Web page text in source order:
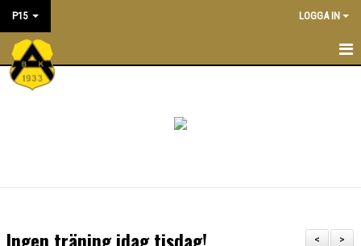
P15 LOGGA IN
P15
>
<